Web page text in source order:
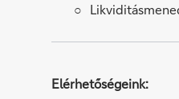
Elérhetőségeink: